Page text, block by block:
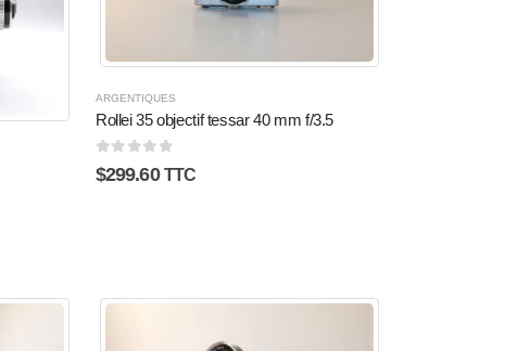
ARGENTIQUES
Rollei 35 objectif tessar 40 mm f/3.5
0 sur 5
$299.60 TTC